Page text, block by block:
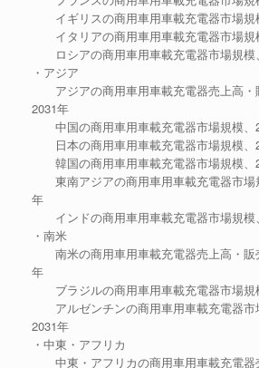
イギリスの商用車用車載充電器市場規
イタリアの商用車用車載充電器市場規
ロシアの商用車用車載充電器市場規模
・アジア
アジアの商用車用車載充電器売上高・
2031年
中国の商用車用車載充電器市場規模、
日本の商用車用車載充電器市場規模、
韓国の商用車用車載充電器市場規模、
東南アジアの商用車用車載充電器市場
年
インドの商用車用車載充電器市場規模
・南米
南米の商用車用車載充電器売上高・販
年
ブラジルの商用車用車載充電器市場規
アルゼンチンの商用車用車載充電器市
2031年
・中東・アフリカ
中東・アフリカの商用車用車載充電器